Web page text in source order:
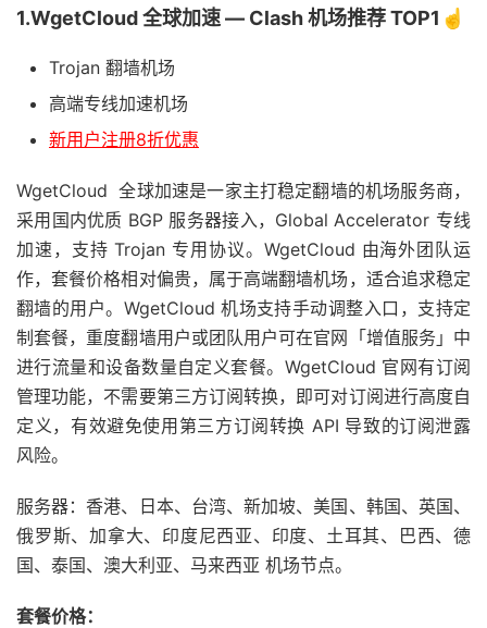
1.WgetCloud 全球加速 — Clash 机场推荐 TOP1☝️
Trojan 翻墙机场
高端专线加速机场
新用户注册8折优惠
WgetCloud 全球加速是一家主打稳定翻墙的机场服务商，
采用国内优质 BGP 服务器接入，Global Accelerator 专线
加速，支持 Trojan 专用协议。WgetCloud 由海外团队运
作，套餐价格相对偏贵，属于高端翻墙机场，适合追求稳定
翻墙的用户。WgetCloud 机场支持手动调整入口，支持定
制套餐，重度翻墙用户或团队用户可在官网「增值服务」中
进行流量和设备数量自定义套餐。WgetCloud 官网有订阅
管理功能，不需要第三方订阅转换，即可对订阅进行高度自
定义，有效避免使用第三方订阅转换 API 导致的订阅泄露
风险。
服务器：香港、日本、台湾、新加坡、美国、韩国、英国、
俄罗斯、加拿大、印度尼西亚、印度、土耳其、巴西、德
国、泰国、澳大利亚、马来西亚 机场节点。
套餐价格：